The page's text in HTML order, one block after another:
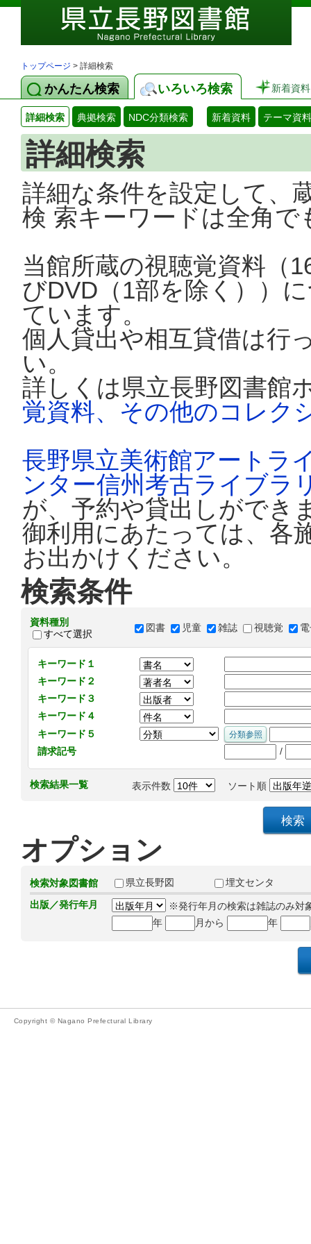
トップページ > 詳細検索
かんたん検索 いろいろ検索 新着資料
詳細検索 典拠検索 NDC分類検索 新着資料 テーマ資料
詳細検索
詳細な条件を設定して、
検 索キーワードは全角
当館所蔵の視聴覚資料（
びDVD（1部を除く））
ています。
個人貸出や相互貸借は行
い。
詳しくは県立長野図書館
覚資料、その他のコレク
長野県立美術館アートラ
ンター信州考古ライブラ
が、予約や貸出しができ
御利用にあたっては、各
お出かけください。
検索条件
資料種別
すべて選択
図書 児童 雑誌 視聴覚
キーワード１
キーワード２
キーワード３
キーワード４
キーワード５
請求記号
/
検索結果一覧 表示件数 ソート順
オプション
検索対象図書館 県立長野図
埋文センタ
出版／発行年月
※発行年月の検索は雑誌のみ対
年
月から 年
Copyright © Nagano Prefectural Library